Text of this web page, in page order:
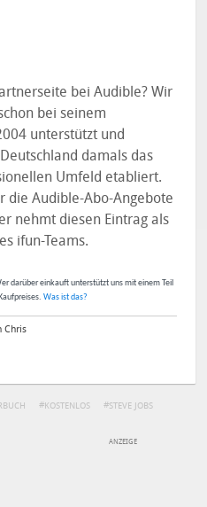
bei Audible? Wir
bei seinem
unterstützt und
damals das
Umfeld etabliert.
die Audible-Abo-Angebote
nehmt diesen Eintrag als
ifun-Teams.
darüber einkauft unterstützt uns mit einem Teil
Was ist das?
Chris
KOSTENLOS STEVE JOBS